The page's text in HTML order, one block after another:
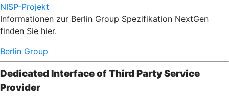
NISP-Projekt
Informationen zur Berlin Group Spezifikation NextGen
finden Sie hier.
Berlin Group
Dedicated Interface of Third Party Service
Provider